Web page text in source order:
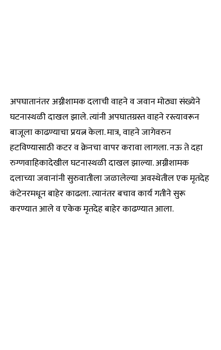
अपघातानंतर अग्नीशामक दलाची वाहने व जवान मोठ्या संख्येने
घटनास्थळी दाखल झाले. त्यांनी अपघातग्रस्त वाहने रस्त्यावरून
बाजूला काढण्याचा प्रयत्न केला. मात्र, वाहने जागेवरुन
हटविण्यासाठी कटर व क्रेनचा वापर करावा लागला. नऊ ते दहा
रुग्णवाहिकादेखील घटनास्थळी दाखल झाल्या. अग्नीशामक
दलाच्या जवानांनी सुरुवातीला जळालेल्या अवस्थेतील एक मृतदेह
कंटेनरमधून बाहेर काढला. त्यानंतर बचाव कार्य गतीने सुरू
करण्यात आले व एकेक मृतदेह बाहेर काढण्यात आला.